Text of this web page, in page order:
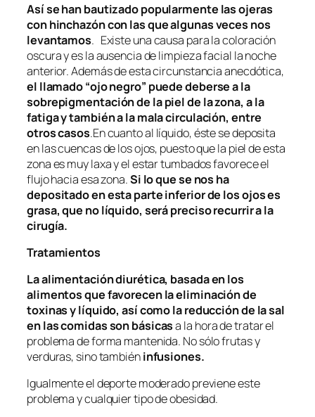
Así se han bautizado popularmente las ojeras
con hinchazón con las que algunas veces nos
levantamos. Existe una causa para la coloración
oscura y es la ausencia de limpieza facial la noche
anterior. Además de esta circunstancia anecdótica,
el llamado “ojo negro” puede deberse a la
sobrepigmentación de la piel de la zona, a la
fatiga y también a la mala circulación, entre
otros casos.En cuanto al líquido, éste se deposita
en las cuencas de los ojos, puesto que la piel de esta
zona es muy laxa y el estar tumbados favorece el
flujo hacia esa zona.Si lo que se nos ha
depositado en esta parte inferior de los ojos es
grasa, que no líquido, será preciso recurrir a la
cirugía.
Tratamientos
La alimentación diurética, basada en los
alimentos que favorecen la eliminación de
toxinas y líquido, así como la reducción de la sal
en las comidas son básicasa la hora de tratar el
problema de forma mantenida. No sólo frutas y
verduras, sino tambiéninfusiones.
Igualmente el deporte moderado previene este
problema y cualquier tipo de obesidad.